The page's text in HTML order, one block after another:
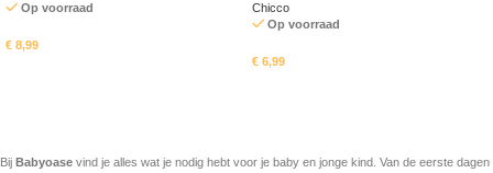
Op voorraad
€ 8,99
Chicco
Op voorraad
€ 6,99
Bij Babyoase vind je alles wat je nodig hebt voor je baby en jonge kind. Van de eerste dagen